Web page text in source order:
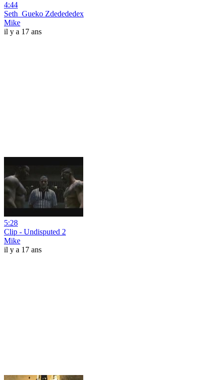
4:44
Seth_Gueko Zdedededex
Mike
il y a 17 ans
5:28
Clip - Undisputed 2
Mike
il y a 17 ans